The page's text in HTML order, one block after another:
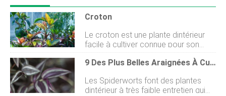
Croton
Le croton est une plante dintérieur
facile à cultiver connue pour son
feuillage panaché couvert de vert,
écarlate, Orange, et des taches
dun croton dans votre maison ou
votre jardin. À propos de Croton
9 Des Plus Belles Araignées À Cultiver Comme Plantes D'intérieur
Les Spiderworts font des plantes
dintérieur à très faible entretien qui